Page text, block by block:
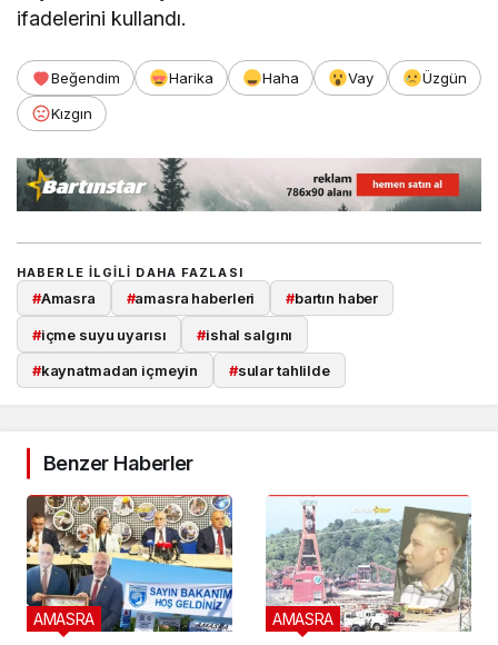
ifadelerini kullandı.
Beğendim Harika Haha Vay
Üzgün
Kızgın
HABERLE ILGILI DAHA FAZLASI
#Amasra #amasra haberleri #bartın haber
#içme suyu uyarısı #ishal salgını
#kaynatmadan içmeyin #sular tahlilde
Benzer Haberler
AMASRA AMASRA